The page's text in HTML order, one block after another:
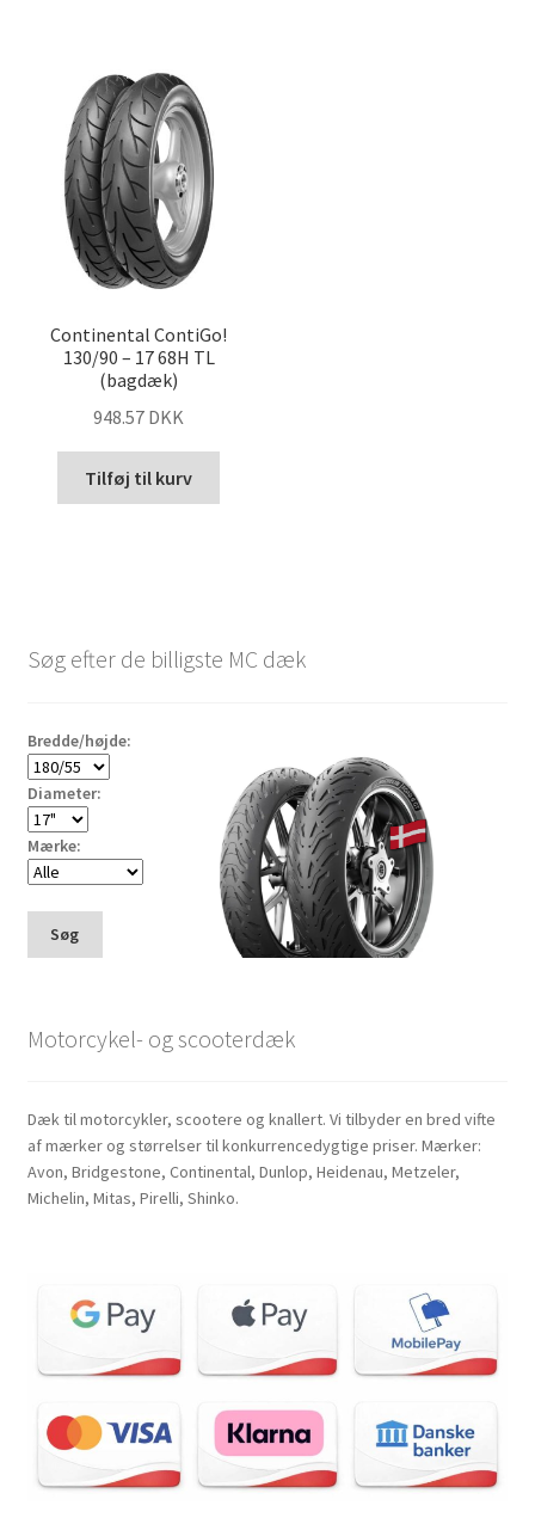
Continental ContiGo!
130/90 – 17 68H TL
(bagdæk)
948.57 DKK
Tilføj til kurv
Søg efter de billigste MC dæk
Bredde/højde:
Diameter:
Mærke:
Søg
Motorcykel- og scooterdæk
Dæk til motorcykler, scootere og knallert. Vi tilbyder en bred vifte
af mærker og størrelser til konkurrencedygtige priser. Mærker:
Avon, Bridgestone, Continental, Dunlop, Heidenau, Metzeler,
Michelin, Mitas, Pirelli, Shinko.